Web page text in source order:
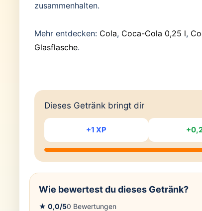
zusammenhalten.
Mehr entdecken: Cola, Coca-Cola 0,25 l,
Glasflasche.
Dieses Getränk bringt dir
+1 XP
Wie bewertest du dieses Getränk?
★ 0,0/50 Bewertungen